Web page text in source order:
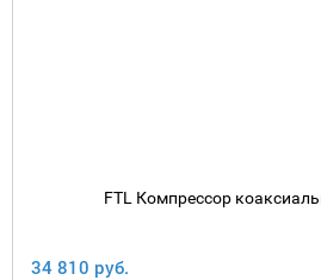
FTL Компрессор
34 810 руб.